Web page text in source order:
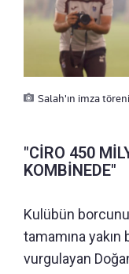
Salah'ın imza
"CİRO 450
KOMBİNEDE"
Kulübün
tamamına yakın
vurgulayan